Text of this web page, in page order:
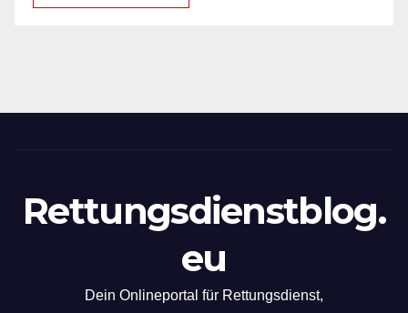
Rettungsdienstblog.
eu
Dein Onlineportal für Rettungsdienst,